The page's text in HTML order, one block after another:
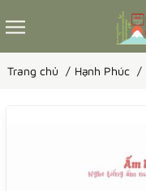
Trang chủ Hạnh Phúc